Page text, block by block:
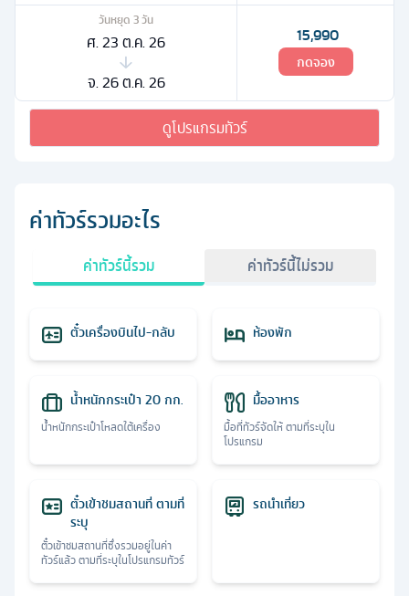
วันหยุด 3วัน
ศ. 23 ต.ค. 26
จ. 26 ต.ค. 26
15,990
กดจอง
ดูโปรแกรมทัวร์
ค่าทัวร์รวมอะไร
ค่าทัวร์นี้รวม ค่าทัวร์นี้ไม่รวม
ตั๋วเครื่องบินไป-กลับ ห้องพัก
น้ำหนักกระเป๋า 20 กก.
น้ำหนักกระเป๋าโหลดใต้เครื่อง
มื้ออาหาร
มื้อที่ทัวร์จัดให้ ตามที่ระบุใน
โปรแกรม
ตั๋วเข้าชมสถานที่ ตามที่
ระบุ
ตั๋วเข้าชมสถานที่ซึ่งรวมอยู่ในค่า
ทัวร์แล้ว ตามที่ระบุในโปรแกรมทัวร์
รถนำเที่ยว